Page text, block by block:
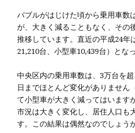
バブルがはじけた頃から乗用車数
が、大きく減ることもなく、その
推移しています。直近の平成24年
21,210台、小型車10,439台）とな
中央区内の乗用車数は、3万台を
日までほとんど変化がありません
て小型車が大きく減ってはいます
市況は大きく変化し、居住人口も
す。この結果は偶然なのでしょう